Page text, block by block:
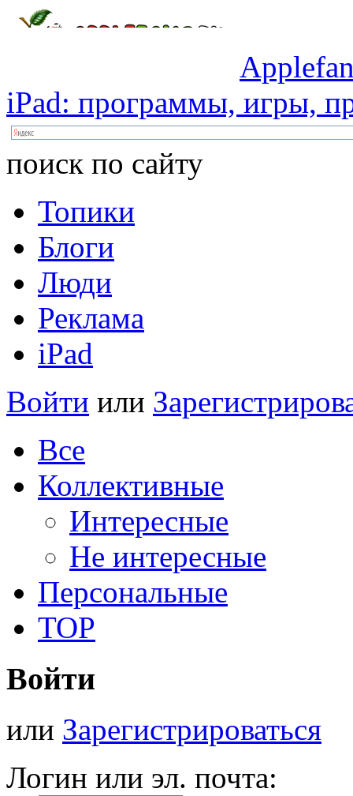
iPad: программы, игры,
поиск по сайту
Топики
Блоги
Люди
Реклама
iPad
Войти или
Все
Коллективные
Интересные
Не интересные
Персональные
TOP
Войти
или Зарегистрироваться
Логин или эл. почта: